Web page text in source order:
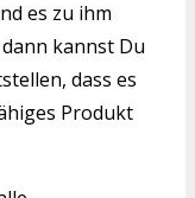
es zu ihm
kannst Du
dass es
Produkt